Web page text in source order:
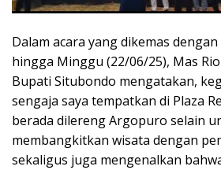
Dalam acara yang dikemas
hingga Minggu (22/06/25), Mas
Bupati Situbondo mengatakan,
sengaja saya tempatkan di Plaza
berada dilereng Argopuro selain
membangkitkan wisata dengan
sekaligus juga mengenalkan